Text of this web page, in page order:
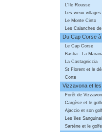
L'Ile Rousse
Les vieux villages
Le Monte Cinto
Les Calanches
Du Cap Corse
Le Cap Corse
Bastia - La
La Castagniccia
St Florent et le
Corte
Vizzavona et
Forêt de
Cargèse et le
Ajaccio et son
Les îles
Sartène et le